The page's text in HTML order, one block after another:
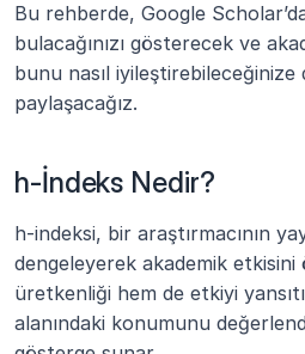
Bu rehberde, Google
bulacağınızı gösterecek ve
bunu nasıl iyileştirebileceğinize
paylaşacağız.
h-İndeks Nedir?
h-indeksi, bir araştırmacının
dengeleyerek akademik
üretkenliği hem de etkiyi
alanındaki konumunu